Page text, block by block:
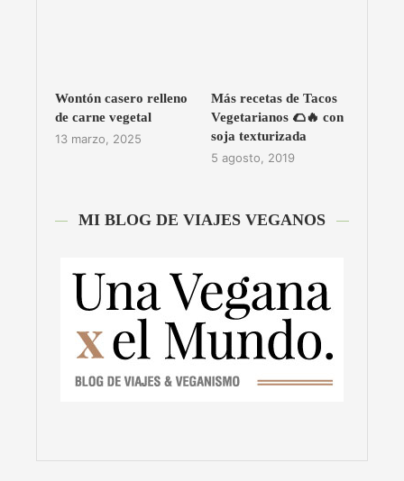
Wontón casero relleno
de carne vegetal
13 marzo, 2025
Más recetas de Tacos
Vegetarianos 🌮🔥 con
soja texturizada
5 agosto, 2019
MI BLOG DE VIAJES VEGANOS